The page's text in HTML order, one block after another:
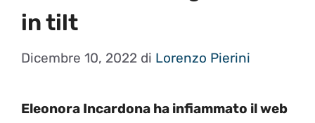
in tilt
Dicembre 10, 2022 di Lorenzo Pierini
Eleonora Incardona ha infiammato il web